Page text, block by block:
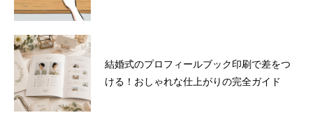
結婚式のプロフィールブック印刷で差をつ
ける！おしゃれな仕上がりの完全ガイド